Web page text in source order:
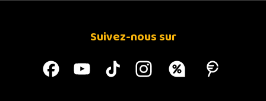
Suivez-nous sur